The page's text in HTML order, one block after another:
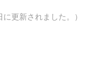
更新されました。）